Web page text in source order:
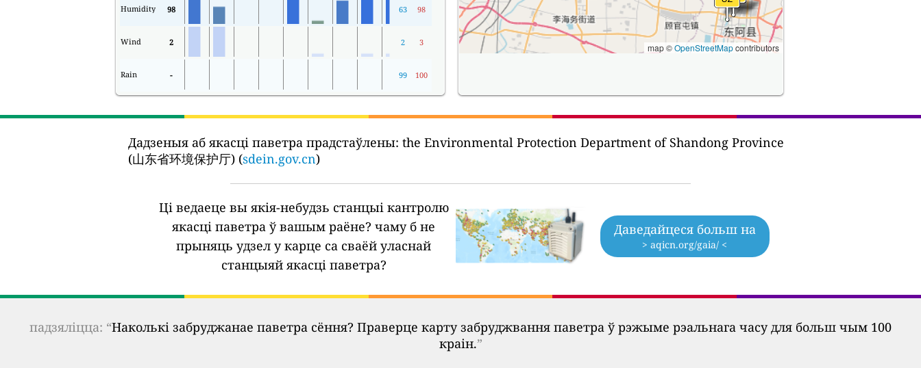
Humidity 98 63 98
Wind 2 2 3
Rain - 99 100
map ©OpenStreetMapcontributors
Дадзеныя аб якасці паветра прадстаўлены: the Environmental Protection Department of Shandong Province
(山东省环境保护厅) (sdein.gov.cn)
Ці ведаеце вы якія-небудзь станцыі кантролю
якасці паветра ў вашым раёне? чаму б не
прыняць удзел у карце са сваёй уласнай
станцыяй якасці паветра?
Даведайцеся больш на
> aqicn.org/gaia/ <
падзяліцца: “Наколькі забруджанае паветра сёння? Праверце карту забруджвання паветра ў рэжыме рэальнага часу для больш чым 100
краін.”